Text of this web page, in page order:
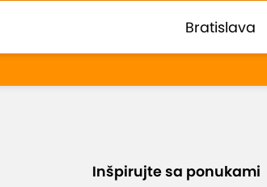
17. januára 2026
Hodnotené:EXTRA CENA: Športová...
Inšpirujte sa ponukami